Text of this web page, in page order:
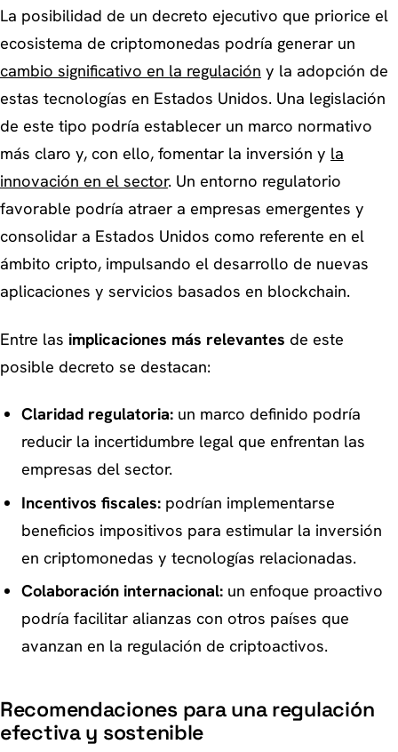
La posibilidad de un decreto ejecutivo que priorice el
ecosistema de criptomonedas podría generar un
cambio significativo en la regulación y la adopción de
estas tecnologías en Estados Unidos. Una legislación
de este tipo podría establecer un marco normativo
más claro y, con ello, fomentar la inversión y la
innovación en el sector. Un entorno regulatorio
favorable podría atraer a empresas emergentes y
consolidar a Estados Unidos como referente en el
ámbito cripto, impulsando el desarrollo de nuevas
aplicaciones y servicios basados en blockchain.
Entre las implicaciones más relevantes de este
posible decreto se destacan:
Claridad regulatoria:un marco definido podría
reducir la incertidumbre legal que enfrentan las
empresas del sector.
Incentivos fiscales:podrían implementarse
beneficios impositivos para estimular la inversión
en criptomonedas y tecnologías relacionadas.
Colaboración internacional:un enfoque proactivo
podría facilitar alianzas con otros países que
avanzan en la regulación de criptoactivos.
Recomendaciones para una regulación
efectiva y sostenible